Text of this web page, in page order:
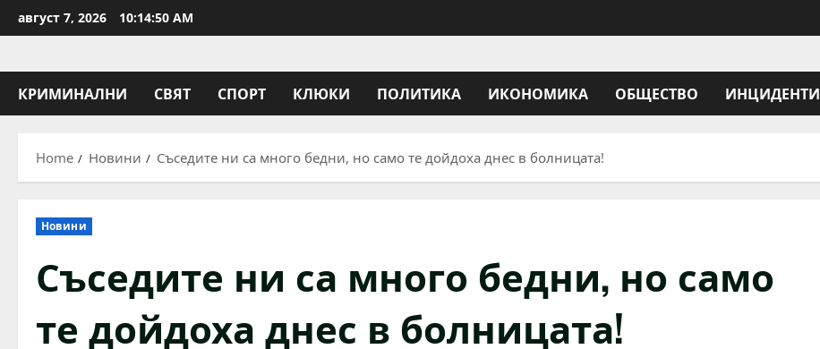
to
август 7, 2026 10:14:51 AM
КРИМИНАЛНИ СВЯТ СПОРТ КЛЮКИ ПОЛИТИКА ИКОНОМИКА ОБЩЕСТВО ИНЦИДЕНТИ
Home Новини Съседите ни са много бедни, но само те дойдоха днес в болницата!
Новини
Съседите ни са много бедни, но само
те дойдоха днес в болницата!